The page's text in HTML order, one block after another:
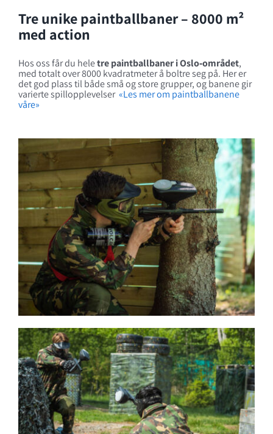
Tre unike paintballbaner – 8000 m²
med action
Hos oss får du heletre paintballbaner i Oslo‑området,
med totalt over 8000 kvadratmeter å boltre seg på. Her er
det god plass til både små og store grupper, og banene gir
varierte spillopplevelser «Les mer om paintballbanene
våre»